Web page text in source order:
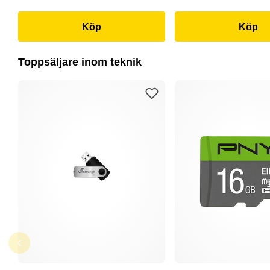
Köp Köp
Toppsäljare inom teknik